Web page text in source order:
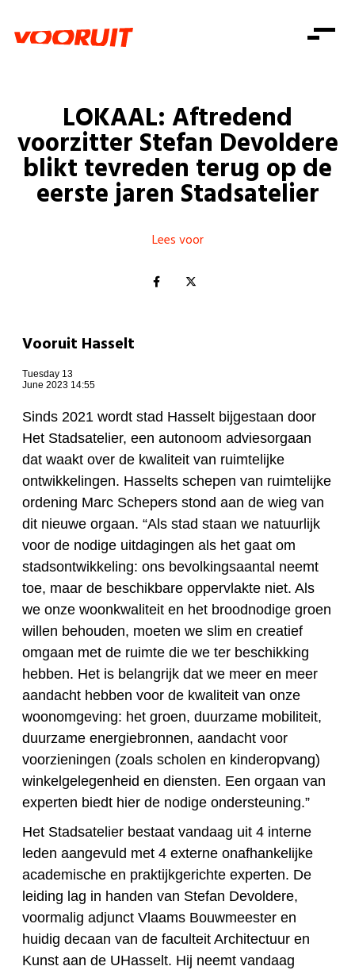
Zorg
Gelijke kansen
Welzijn
Kinderen en jongeren
Onze mensen
Standpunten
Vacatures
Doe mee
Doe mee
Word lid
Shop
Zoeken
Login
Login
LOKAAL: Aftredend
voorzitter Stefan Devoldere
blikt tevreden terug op de
eerste jaren Stadsatelier
Lees voor
Vooruit Hasselt
Tuesday 13
June 2023 14:55
Sinds 2021 wordt stad Hasselt bijgestaan door
Het Stadsatelier, een autonoom adviesorgaan
dat waakt over de kwaliteit van ruimtelijke
ontwikkelingen. Hasselts schepen van ruimtelijke
ordening Marc Schepers stond aan de wieg van
dit nieuwe orgaan. “Als stad staan we natuurlijk
voor de nodige uitdagingen als het gaat om
stadsontwikkeling: ons bevolkingsaantal neemt
toe, maar de beschikbare oppervlakte niet. Als
we onze woonkwaliteit en het broodnodige groen
willen behouden, moeten we slim en creatief
omgaan met de ruimte die we ter beschikking
hebben. Het is belangrijk dat we meer en meer
aandacht hebben voor de kwaliteit van onze
woonomgeving: het groen, duurzame mobiliteit,
duurzame energiebronnen, aandacht voor
voorzieningen (zoals scholen en kinderopvang)
winkelgelegenheid en diensten. Een orgaan van
experten biedt hier de nodige ondersteuning.”
Het Stadsatelier bestaat vandaag uit 4 interne
leden aangevuld met 4 externe onafhankelijke
academische en praktijkgerichte experten. De
leiding lag in handen van Stefan Devoldere,
voormalig adjunct Vlaams Bouwmeester en
huidig decaan van de faculteit Architectuur en
Kunst aan de UHasselt. Hij neemt vandaag